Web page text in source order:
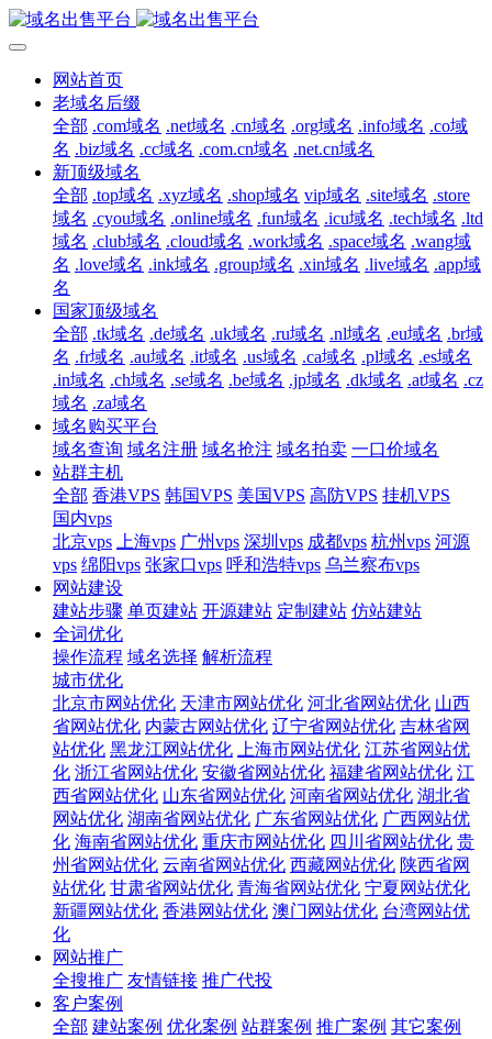
网站首页
老域名后缀
全部 .com域名 .net域名 .cn域名 .org域名 .info域名 .co域
名 .biz域名 .cc域名 .com.cn域名 .net.cn域名
新顶级域名
全部 .top域名 .xyz域名 .shop域名 vip域名 .site域名 .store
域名 .cyou域名 .online域名 .fun域名 .icu域名 .tech域名 .ltd
域名 .club域名 .cloud域名 .work域名 .space域名 .wang域
名 .love域名 .ink域名 .group域名 .xin域名 .live域名 .app域
名
国家顶级域名
全部 .tk域名 .de域名 .uk域名 .ru域名 .nl域名 .eu域名 .br域
名 .fr域名 .au域名 .it域名 .us域名 .ca域名 .pl域名 .es域名
.in域名 .ch域名 .se域名 .be域名 .jp域名 .dk域名 .at域名 .cz
域名 .za域名
域名购买平台
域名查询 域名注册 域名抢注 域名拍卖 一口价域名
站群主机
全部 香港VPS 韩国VPS 美国VPS 高防VPS 挂机VPS
国内vps
北京vps
上海vps 广州vps 深圳vps 成都vps 杭州vps 河源
vps 绵阳vps 张家口vps 呼和浩特vps 乌兰察布vps
网站建设
建站步骤 单页建站 开源建站 定制建站 仿站建站
全词优化
操作流程 域名选择 解析流程
城市优化
北京市网站优化 天津市网站优化 河北省网站优化 山西
省网站优化 内蒙古网站优化 辽宁省网站优化 吉林省网
站优化 黑龙江网站优化 上海市网站优化 江苏省网站优
化 浙江省网站优化 安徽省网站优化 福建省网站优化 江
西省网站优化 山东省网站优化 河南省网站优化 湖北省
网站优化 湖南省网站优化 广东省网站优化 广西网站优
化 海南省网站优化 重庆市网站优化 四川省网站优化 贵
州省网站优化 云南省网站优化 西藏网站优化 陕西省网
站优化 甘肃省网站优化 青海省网站优化 宁夏网站优化
新疆网站优化 香港网站优化 澳门网站优化 台湾网站优
化
网站推广
全搜推广 友情链接 推广代投
客户案例
全部 建站案例 优化案例 站群案例 推广案例 其它案例